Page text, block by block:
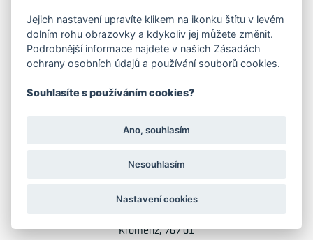
FAKTURAČNÍ ADRESA
Družstevní 1394/12
IČO: 28404009
Lutopecny 159 (areál bývalého ZD)
Kroměříž, 767 01
Jejich nastavení upravíte klikem na ikonku štítu v levém
dolním rohu obrazovky a kdykoliv jej můžete změnit.
Podrobnější informace najdete v našich Zásadách
ochrany osobních údajů a používání souborů cookies.
Souhlasíte s používáním cookies?
Ano, souhlasím
Nesouhlasím
Nastavení cookies